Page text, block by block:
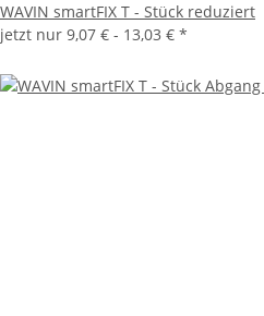
WAVIN smartFIX T - Stück reduziert
jetzt nur 9,07 € - 13,03 € *